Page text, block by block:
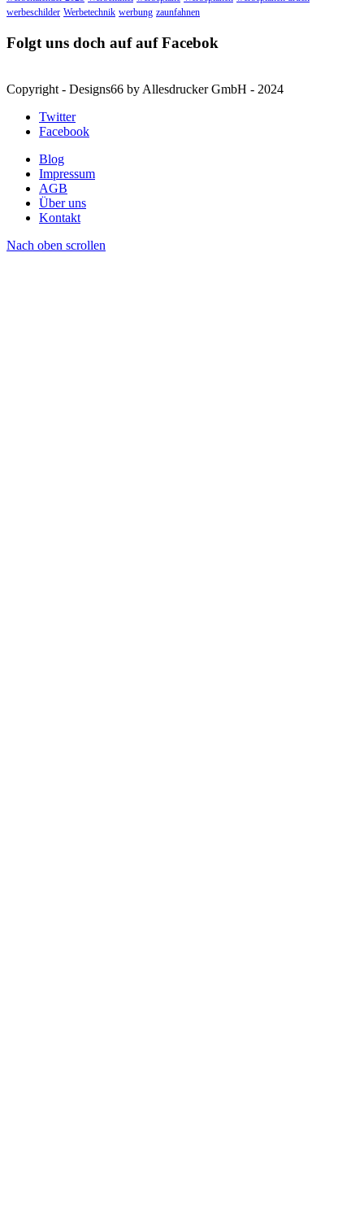
werbeschilder Werbetechnik werbung zaunfahnen
Folgt uns doch auf auf Facebok
Copyright - Designs66 by Allesdrucker GmbH - 2024
Twitter
Facebook
Blog
Impressum
AGB
Über uns
Kontakt
Nach oben scrollen